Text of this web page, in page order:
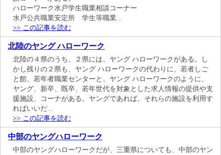
ハローワーク水戸学生職業相談コーナー
水戸公共職業安定所 学生等職業...
>> この記事を読む
北陸のヤング ハローワーク
北陸の４県のうち、２県には、ヤング ハローワークがある。し
かし残りの２県も、ヤング ハローワークの代わりに、若者しご
と館、若年者職業センターと、ヤング ハローワークのように、
ヤング、新卒、既卒、若年世代を対象とした求人情報の提供や支
援施設、コーナがある。ヤングであれば、それらの施設を利用す
ればいいだ...
>> この記事を読む
中部のヤングハローワーク
中部のヤングハローワークだが、三重県についても、中部のヤン